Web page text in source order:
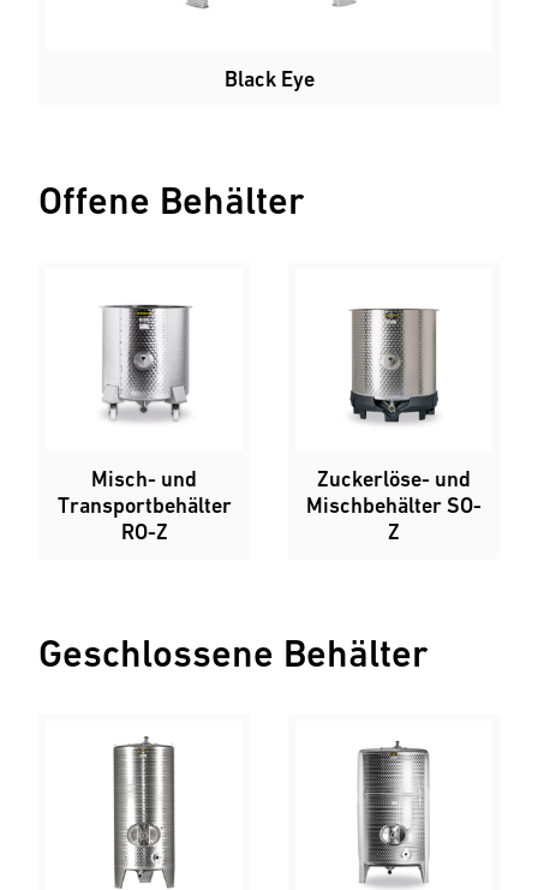
Black Eye
Offene Behälter
Misch- und
Transportbehälter
RO-Z
Zuckerlöse- und
Mischbehälter SO-
Z
Geschlossene Behälter